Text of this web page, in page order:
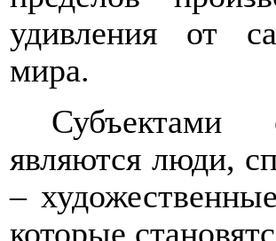
удивления от
мира.
являются люди,
–
которые